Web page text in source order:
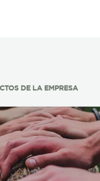
DE LA EMPRESA